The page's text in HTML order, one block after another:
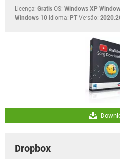
Licença: Gratis OS: Windows XP
Windows 10 Idioma: PT Versão:
Dropbox